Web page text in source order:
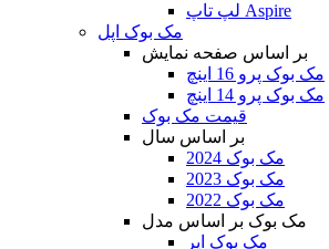
لپ تاپ Aspire
مک بوک اپل
بر اساس صفحه نمایش
مک بوک پرو 16 اینچ
مک بوک پرو 14 اینچ
قیمت مک بوک
بر اساس سال
مک بوک 2024
مک بوک 2023
مک بوک 2022
مک بوک بر اساس مدل
مک بوک ایر